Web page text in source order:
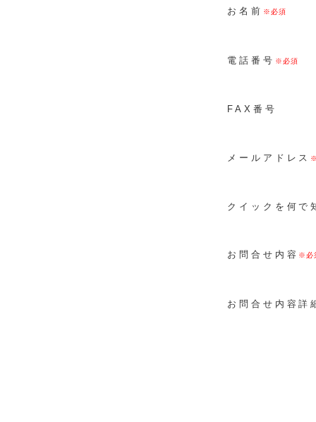
お名前
電話番号
FAX番号
メールアドレス
クイックを何で
お問合せ内容
お問合せ内容詳